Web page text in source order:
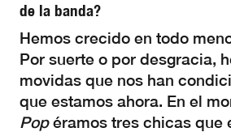
de la banda?
Hemos crecido en todo
Por suerte o por desgracia,
movidas que nos han
que estamos ahora. En el
Popéramos tres chicas que